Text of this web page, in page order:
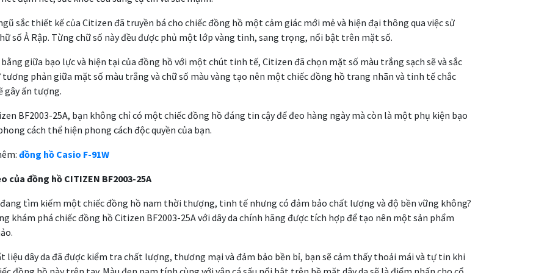
sắc thiết kế của Citizen đã truyền bá cho chiếc đồng hồ một cảm giác mới mẻ và hiện đại thông qua việc sử
số Ả Rập. Từng chữ số này đều được phủ một lớp vàng tinh, sang trọng, nổi bật trên mặt số.
giữa bạo lực và hiện tại của đồng hồ với một chút tinh tế, Citizen đã chọn mặt số màu trắng sạch sẽ và sắc
tương phản giữa mặt số màu trắng và chữ số màu vàng tạo nên một chiếc đồng hồ trang nhãn và tinh tế chắc
gây ấn tượng.
BF2003-25A, bạn không chỉ có một chiếc đồng hồ đáng tin cậy để đeo hàng ngày mà còn là một phụ kiện bạo
cách thể hiện phong cách độc quyền của bạn.
đồng hồ Casio F-91W
của đồng hồ CITIZEN BF2003-25A
tìm kiếm một chiếc đồng hồ nam thời thượng, tinh tế nhưng có đảm bảo chất lượng và độ bền vững không?
khám phá chiếc đồng hồ Citizen BF2003-25A với dây da chính hãng được tích hợp để tạo nên một sản phẩm
liệu dây da đã được kiểm tra chất lượng, thương mại và đảm bảo bền bỉ, bạn sẽ cảm thấy thoải mái và tự tin khi